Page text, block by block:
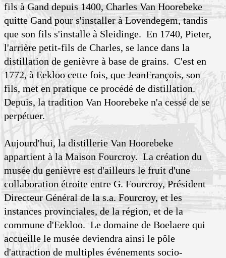
fils à Gand depuis 1400, Charles Van Hoorebeke
quitte Gand pour s'installer à Lovendegem, tandis
que son fils s'installe à Sleidinge. En 1740, Pieter,
l'arrière petit-fils de Charles, se lance dans la
distillation de genièvre à base de grains. C'est en
1772, à Eekloo cette fois, que JeanFrançois, son
fils, met en pratique ce procédé de distillation.
Depuis, la tradition Van Hoorebeke n'a cessé de se
perpétuer.
Aujourd'hui, la distillerie Van Hoorebeke
appartient à la Maison Fourcroy. La création du
musée du genièvre est d'ailleurs le fruit d'une
collaboration étroite entre G. Fourcroy, Président
Directeur Général de la s.a. Fourcroy, et les
instances provinciales, de la région, et de la
commune d'Eekloo. Le domaine de Boelaere qui
accueille le musée deviendra ainsi le pôle
d'attraction de multiples événements socio-